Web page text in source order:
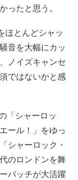
ったと思う。
ほとんどシャッ
音を大幅にカッ
ノイズキャンセ
ではないかと感
「シャーロッ
ール！」をゆっ
シャーロック・
のロンドンを舞
バッチが大活躍